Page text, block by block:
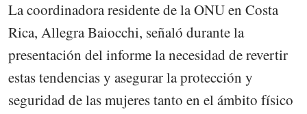
La coordinadora residente de la ONU en Costa
Rica, Allegra Baiocchi, señaló durante la
presentación del informe la necesidad de revertir
estas tendencias y asegurar la protección y
seguridad de las mujeres tanto en el ámbito físico